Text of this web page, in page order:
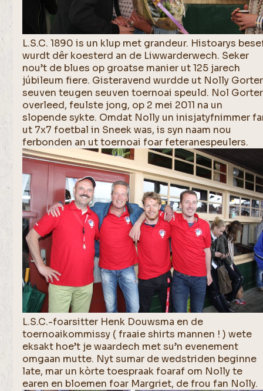
L.S.C. 1890 is un klup met grandeur. Histoarys
wurdt dêr koesterd an de Liwwarderwech. Seker
nou’t de blues op groatse manier ut 125 jarech
júbileum fiere. Gisteravend wurdde ut Nolly Gorter
seuven teugen seuven toernoai speuld. Nol Gorter
overleed, feulste jong, op 2 mei 2011 na un
slopende sykte. Omdat Nolly un inisjatyfnimmer
ut 7x7 foetbal in Sneek was, is syn naam nou
ferbonden an ut toernoai foar feteranespeulers.
L.S.C.-foarsitter Henk Douwsma en de
toernoaikommissy ( fraaie shirts mannen ! ) wete
eksakt hoe’t je waardech met su’n evenement
omgaan mutte. Nyt sumar de wedstriden beginne
late, mar un kòrte toespraak foaraf om Nolly te
earen en bloemen foar Margriet, de frou fan Nolly.